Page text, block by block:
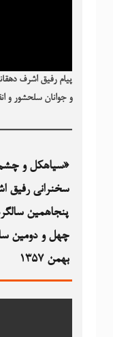
پیام رفیق اشرف
و جوانان سلحشور و
«سیاهکل و
سخنرانی رفیق
بهمن ۱۳۵۷